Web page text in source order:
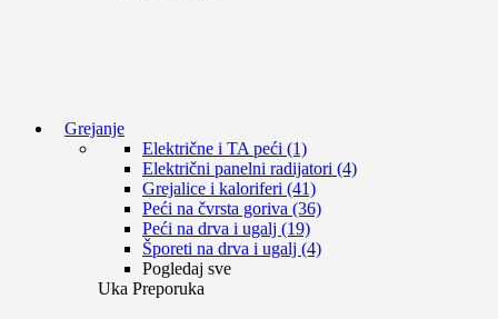
Grejanje
Električne i TA peći (1)
Električni panelni radijatori (4)
Grejalice i kaloriferi (41)
Peći na čvrsta goriva (36)
Peći na drva i ugalj (19)
Šporeti na drva i ugalj (4)
Pogledaj sve
Uka Preporuka